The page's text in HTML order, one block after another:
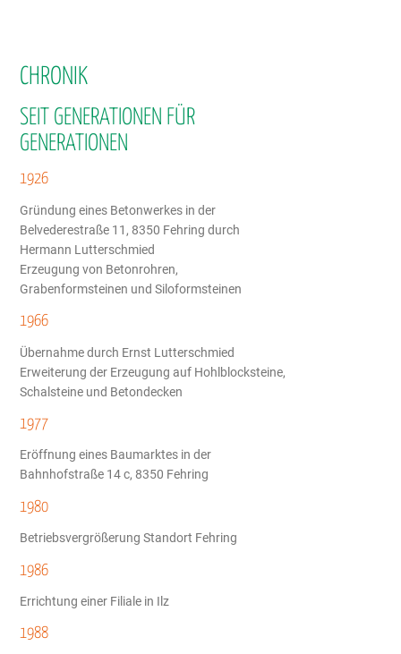
CHRONIK
SEIT GENERATIONEN FÜR
GENERATIONEN
1926
Gründung eines Betonwerkes in der
Belvederestraße 11, 8350 Fehring durch
Hermann Lutterschmied
Erzeugung von Betonrohren,
Grabenformsteinen und Siloformsteinen
1966
Übernahme durch Ernst Lutterschmied
Erweiterung der Erzeugung auf Hohlblocksteine,
Schalsteine und Betondecken
1977
Eröffnung eines Baumarktes in der
Bahnhofstraße 14 c, 8350 Fehring
1980
Betriebsvergrößerung Standort Fehring
1986
Errichtung einer Filiale in Ilz
1988